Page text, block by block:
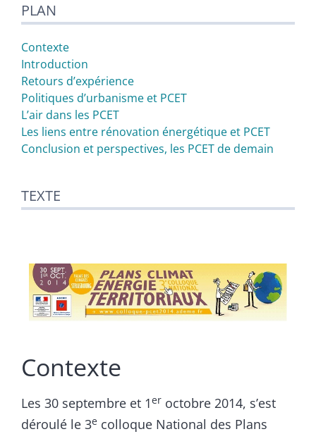
Texte
Notes
Illustrations
Citer cet article
Auteurs
PLAN
Contexte
Introduction
Retours d’expérience
Politiques d’urbanisme et PCET
L’air dans les PCET
Les liens entre rénovation énergétique et PCET
Conclusion et perspectives, les PCET de demain
TEXTE
Contexte
Les 30 septembre et 1er octobre 2014, s’est
déroulé le 3e colloque National des Plans